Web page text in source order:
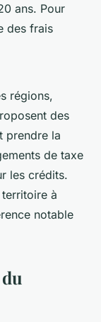
ans. Pour
des frais
régions,
des
prendre la
de taxe
les crédits.
à
notable